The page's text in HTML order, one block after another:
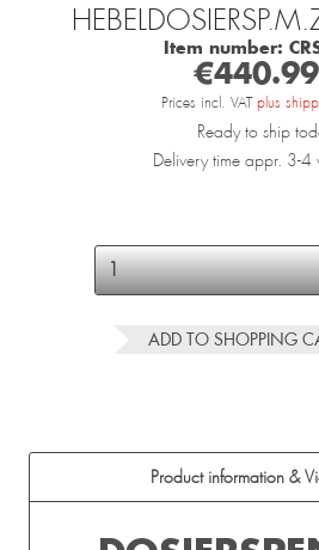
Item number:
Prices incl. VAT plus
Ready to ship
Delivery time appr. 3-4
ADD TO SHOPPING
Product information &